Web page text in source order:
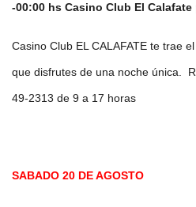
-00:00 hs Casino Club El
Casino Club EL CALAFATE te trae
que disfrutes de una noche única.
49-2313 de 9 a 17 horas
SABADO 20 DE AGOSTO